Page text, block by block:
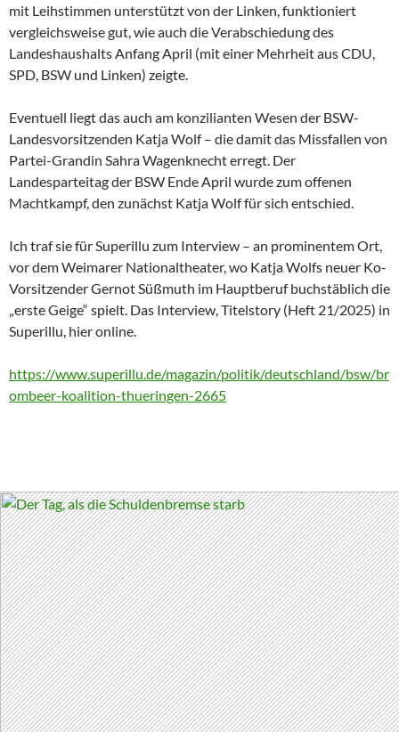
mit Leihstimmen unterstützt von der Linken, funktioniert
vergleichsweise gut, wie auch die Verabschiedung des
Landeshaushalts Anfang April (mit einer Mehrheit aus CDU,
SPD, BSW und Linken) zeigte.
Eventuell liegt das auch am konzilianten Wesen der BSW-
Landesvorsitzenden Katja Wolf – die damit das Missfallen von
Partei-Grandin Sahra Wagenknecht erregt. Der
Landesparteitag der BSW Ende April wurde zum offenen
Machtkampf, den zunächst Katja Wolf für sich entschied.
Ich traf sie für Superillu zum Interview – an prominentem Ort,
vor dem Weimarer Nationaltheater, wo Katja Wolfs neuer Ko-
Vorsitzender Gernot Süßmuth im Hauptberuf buchstäblich die
„erste Geige“ spielt. Das Interview, Titelstory (Heft 21/2025) in
Superillu, hier online.
https://www.superillu.de/magazin/politik/deutschland/bsw/br
ombeer-koalition-thueringen-2665